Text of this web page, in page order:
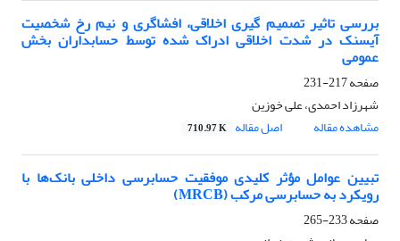
بررسی تاثیر تصمیم گیری اخلاقی، افشاگری و نیم رخ شخصیت
آیسنک در شدت اخلاقی ادراک شده توسط حسابداران بخش
عمومی
صفحه217-231
شهرزاد احمدی، علی خوزین
مشاهده مقاله
اصل مقاله 710.97 K
تبیین عوامل مؤثر کلیدی موفقیت حسابرسی داخلی بانک‌ها با
رویکرد به حسابرسی مرکب (MRCB)
صفحه233-265